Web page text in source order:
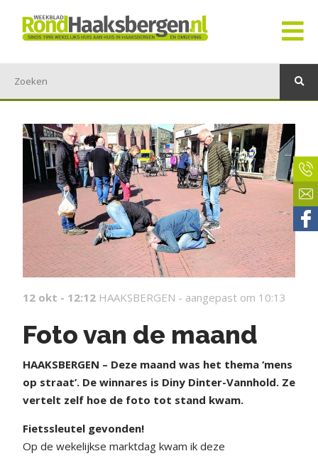
12 okt - 12:12 HAAKSBERGEN - aangepast om 10:13
Foto van de maand
HAAKSBERGEN – Deze maand was het thema ‘mens
op straat’. De winnares is Diny Dinter-Vannhold. Ze
vertelt zelf hoe de foto tot stand kwam.
Fietssleutel gevonden!
Op de wekelijkse marktdag kwam ik deze